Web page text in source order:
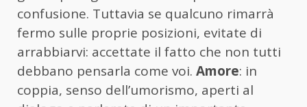
confusione. Tuttavia se qualcuno rimarrà
fermo sulle proprie posizioni, evitate di
arrabbiarvi: accettate il fatto che non tutti
debbano pensarla come voi. Amore: in
coppia, senso dell’umorismo, aperti al